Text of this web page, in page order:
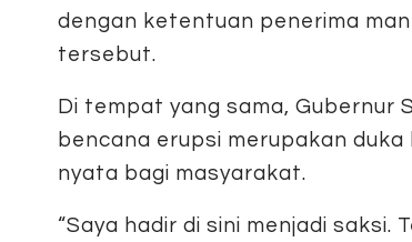
dengan ketentuan penerima
tersebut.
Di tempat yang sama, Gubernur
bencana erupsi merupakan
nyata bagi masyarakat.
“Saya hadir di sini menjadi